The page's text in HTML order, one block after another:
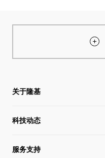
关于隆基
关于隆基
全球化布局
科技动态
硅片价格
服务支持